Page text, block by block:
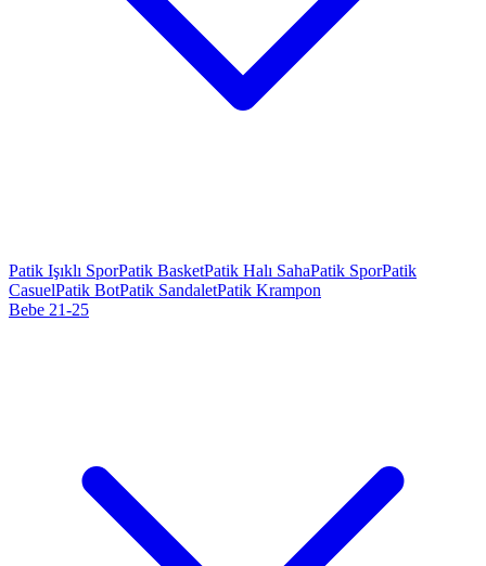
Patik Işıklı SporPatik BasketPatik Halı SahaPatik SporPatik
CasuelPatik BotPatik SandaletPatik Krampon
Bebe 21-25